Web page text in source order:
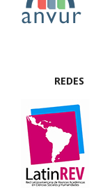
REDES